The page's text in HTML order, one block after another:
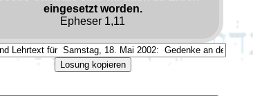
eingesetzt worden.
Epheser 1,11
Losung kopieren